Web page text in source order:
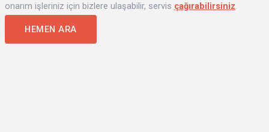
onarım işleriniz için bizlere ulaşabilir, servis çağırabilirsiniz.
HEMEN ARA